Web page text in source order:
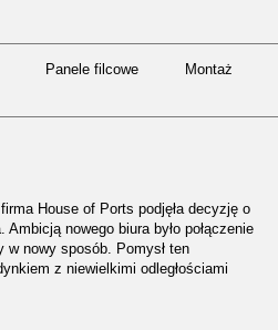
Panele filcowe Montaż
House of Ports podjęła decyzję o
Ambicją nowego biura było połączenie
nowy sposób. Pomysł ten
z niewielkimi odległościami